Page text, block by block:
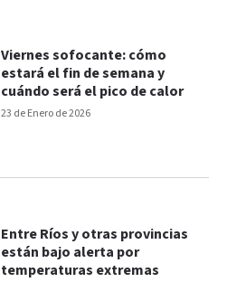
23 de Enero de 2026
Viernes sofocante: cómo
estará el fin de semana y
cuándo será el pico de calor
Entre Ríos y otras provincias
están bajo alerta por
temperaturas extremas